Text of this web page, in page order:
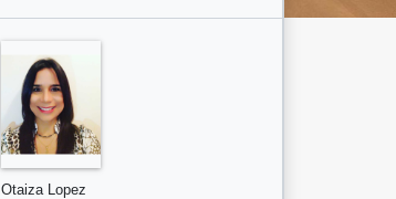
Otaiza Lopez